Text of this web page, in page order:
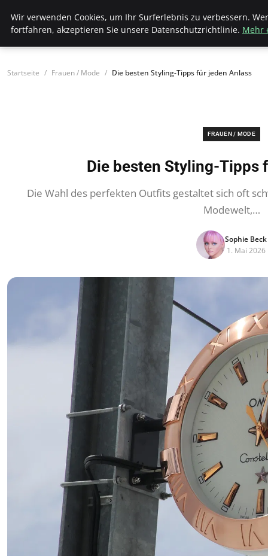
Bistro Grammophon
Startseite Frauen / Mode Die besten Styling-Tipps für jeden Anlass
FRAUEN / MODE
Die besten Styling-Tipps
Die Wahl des perfekten Outfits gestaltet sich oft
Modewelt,…
Sophie Beck
1. Mai 2026
Wir verwenden Cookies, um Ihr Surferlebnis zu verbessern.
fortfahren, akzeptieren Sie unsere Datenschutzrichtlinie. Mehr